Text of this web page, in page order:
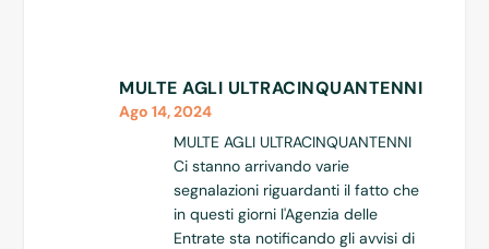
MULTE AGLI ULTRACINQUANTENNI
Ago 14, 2024
MULTE AGLI ULTRACINQUANTENNI
Ci stanno arrivando varie
segnalazioni riguardanti il fatto che
in questi giorni l'Agenzia delle
Entrate sta notificando gli avvisi di